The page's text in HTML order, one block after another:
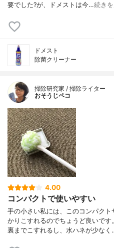
要でした?が、ドメストは今…続き
ドメスト
除菌クリーナー
掃除研究家 / 掃除ライター
おそうじペコ
4.00
コンパクトで使いやすい
手の小さい私には、このコンパク
かりこすれるのでちょうど良いで
裏までこすれるし、水ハネが少なく